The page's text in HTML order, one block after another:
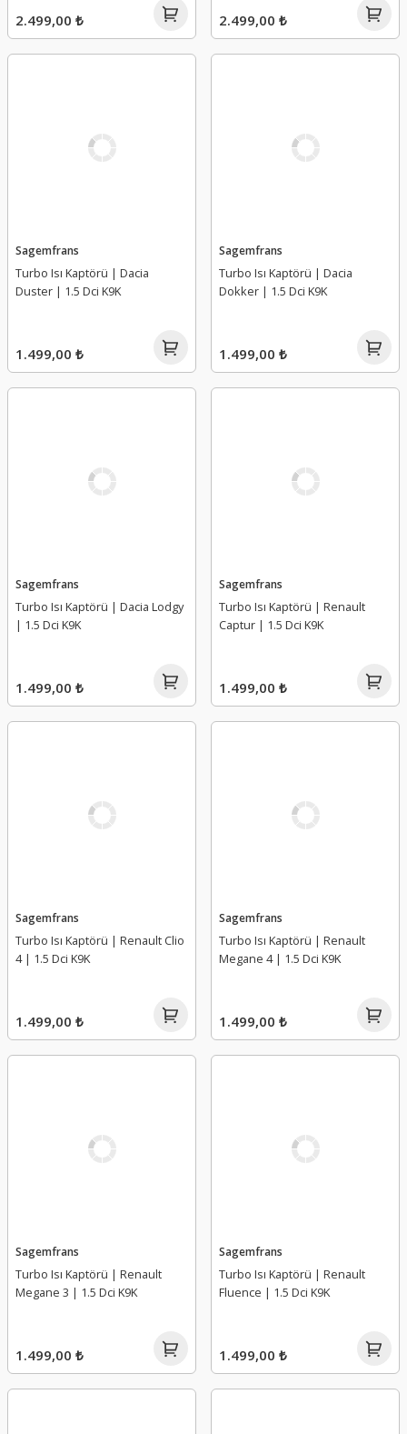
2.499,00 ₺ 2.499,00 ₺
Sagemfrans
Turbo Isı Kaptörü | Dacia
Duster | 1.5 Dci K9K
1.499,00 ₺
Sagemfrans
Turbo Isı Kaptörü | Dacia
Dokker | 1.5 Dci K9K
1.499,00 ₺
Sagemfrans
Turbo Isı Kaptörü | Dacia Lodgy
| 1.5 Dci K9K
1.499,00 ₺
Sagemfrans
Turbo Isı Kaptörü | Renault
Captur | 1.5 Dci K9K
1.499,00 ₺
Sagemfrans
Turbo Isı Kaptörü | Renault Clio
4 | 1.5 Dci K9K
1.499,00 ₺
Sagemfrans
Turbo Isı Kaptörü | Renault
Megane 4 | 1.5 Dci K9K
1.499,00 ₺
Sagemfrans
Turbo Isı Kaptörü | Renault
Megane 3 | 1.5 Dci K9K
1.499,00 ₺
Sagemfrans
Turbo Isı Kaptörü | Renault
Fluence | 1.5 Dci K9K
1.499,00 ₺